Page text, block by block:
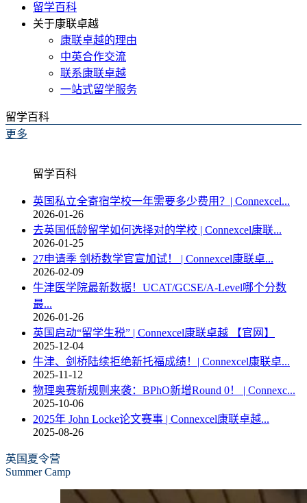
留学百科
关于康联卓越
康联卓越的理由
中英合作交流
联系康联卓越
一站式留学服务
留学百科
更多
留学百科
英国私立全寄宿学校一年需要多少费用？| Connexcel...
2026-01-26
去英国低龄留学如何选择对的学校 | Connexcel康联...
2026-01-25
27申请季 剑桥数学官宣加试！ | Connexcel康联卓...
2026-02-09
牛津医学院最新数据！UCAT/GCSE/A-Level哪个分数
最...
2026-01-26
英国启动“留学生税” | Connexcel康联卓越 【官网】
2025-12-04
牛津、剑桥陆续拒绝新托福成绩！| Connexcel康联卓...
2025-11-12
物理奥赛新规则来袭：BPhO新增Round 0！ | Connexc...
2025-10-06
2025年 John Locke论文赛事 | Connexcel康联卓越...
2025-08-26
英国夏令营
Summer Camp